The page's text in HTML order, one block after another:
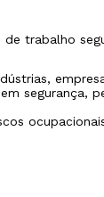
de trabalho
segurança,